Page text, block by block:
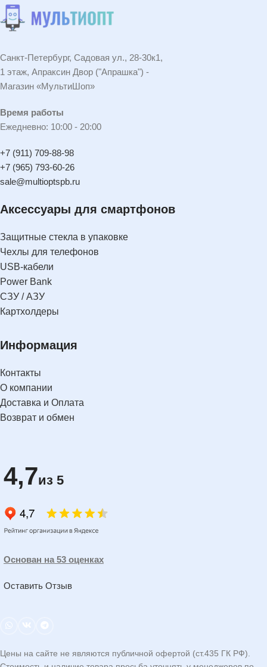
Санкт-Петербург, Садовая ул., 28-30к1,
1 этаж, Апраксин Двор ("Апрашка") -
Магазин «МультиШоп»
Время работы
Ежедневно: 10:00 - 20:00
+7 (911) 709-88-98
+7 (965) 793-60-26
sale@multioptspb.ru
Аксессуары для смартфонов
Защитные стекла в упаковке
Чехлы для телефонов
USB-кабели
Power Bank
СЗУ / АЗУ
Картхолдеры
Информация
Контакты
О компании
Доставка и Оплата
Возврат и обмен
4,7из 5
Основан на 53 оценках
Оставить Отзыв
Цены на сайте не являются публичной офертой (ст.435 ГК РФ).